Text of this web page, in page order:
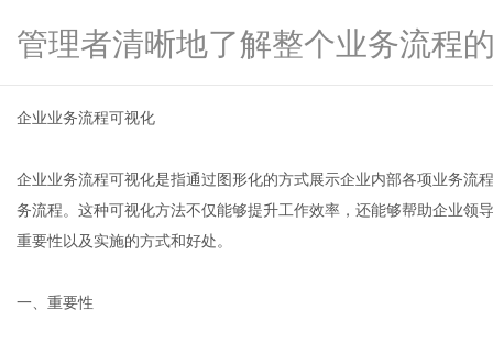
管理者清晰地了解整个业务流程
企业业务流程可视化
企业业务流程可视化是指通过图形化的方式展示企业内部各项业务流
务流程。这种可视化方法不仅能够提升工作效率，还能够帮助企业领
重要性以及实施的方式和好处。
一、重要性